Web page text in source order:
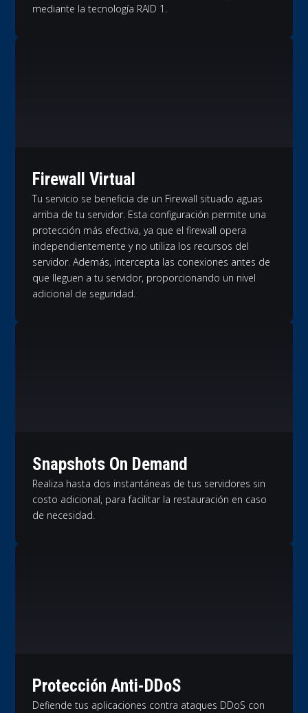
mediante la tecnología RAID 1.
Firewall Virtual
Tu servicio se beneficia de un Firewall situado aguas
arriba de tu servidor. Esta configuración permite una
protección más efectiva, ya que el firewall opera
independientemente y no utiliza los recursos del
servidor. Además, intercepta las conexiones antes de
que lleguen a tu servidor, proporcionando un nivel
adicional de seguridad.
Snapshots On Demand
Realiza hasta dos instantáneas de tus servidores sin
costo adicional, para facilitar la restauración en caso
de necesidad.
Protección Anti-DDoS
Defiende tus aplicaciones contra ataques DDoS con